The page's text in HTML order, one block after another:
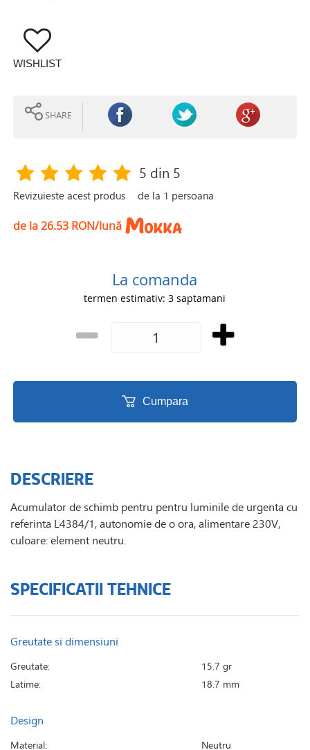
WISHLIST
SHARE
Revizuieste acest produs
5 din 5
de la 1 persoana
de la 26.53 RON/lună
La comanda
termen estimativ: 3 saptamani
Cumpara
DESCRIERE
Acumulator de schimb pentru pentru luminile de urgenta cu
referinta L4384/1, autonomie de o ora, alimentare 230V,
culoare: element neutru.
SPECIFICATII TEHNICE
Greutate si dimensiuni
Greutate:
15.7 gr
Latime:
18.7 mm
Design
Material: Neutru